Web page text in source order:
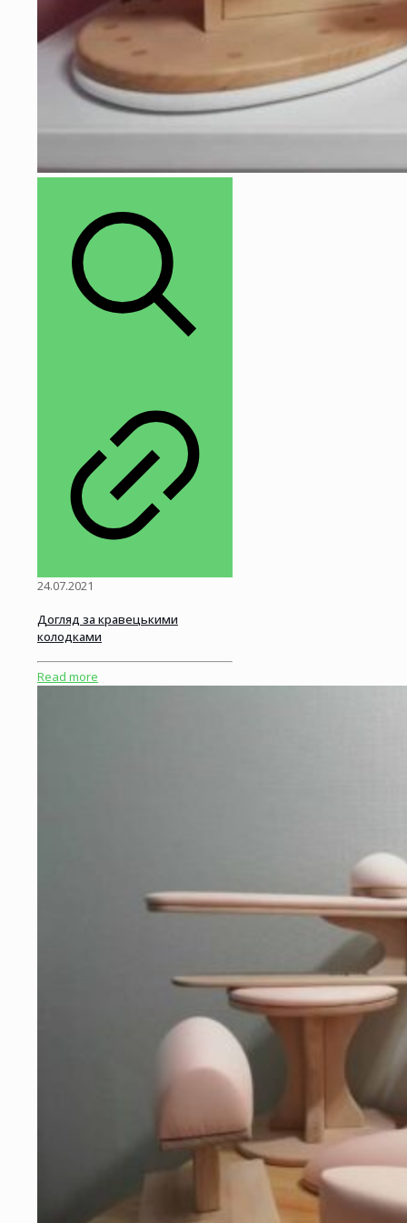
24.07.2021
Догляд за кравецькими
колодками
Read more